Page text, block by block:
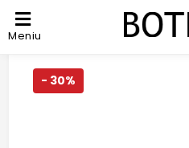
Meniu
- 30%